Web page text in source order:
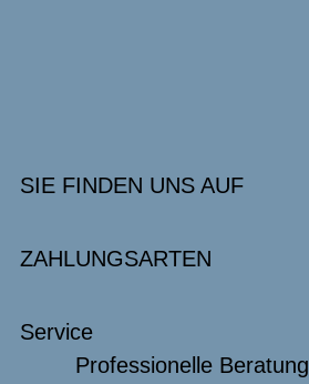
SIE FINDEN UNS AUF
ZAHLUNGSARTEN
Service
Professionelle Beratung